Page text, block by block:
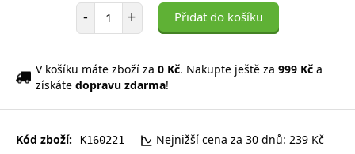
- Počet položek
+ Přidat do košíku
V košíku máte zboží za 0 Kč. Nakupte ještě za 999 Kč a
získáte dopravu zdarma!
Kód zboží: K160221
Nejnižší cena za 30 dnů: 239 Kč